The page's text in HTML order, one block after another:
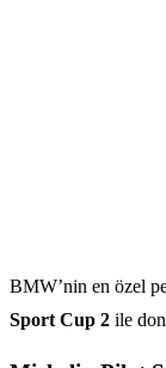
BMW’nin en özel
Sport Cup 2 ile